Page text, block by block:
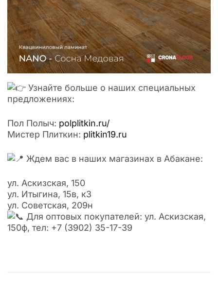
Узнайте больше о наших специальных
предложениях:
Пол Полыч: polplitkin.ru/
Мистер Плиткин: plitkin19.ru
Ждем вас в наших магазинах в Абакане:
ул. Аскизская, 150
ул. Итыгина, 15в, к3
ул. Советская, 209н
Для оптовых покупателей: ул. Аскизская,
150ф, тел: +7 (3902) 35-17-39